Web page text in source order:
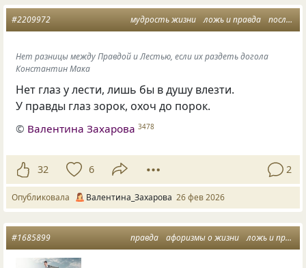
мудрость жизни ложь и правда пословицы и поговорки
#2209972
Нет разницы между Правдой и Лестью, если их раздеть догола
Константин Мака
Нет глаз у лести, лишь бы в душу влезти.
У правды глаз зорок, охоч до порок.
© Валентина Захарова 3478
32 6 2
Опубликовала Валентина_Захарова 26 фев 2026
правда афоризмы о жизни ложь и правда
#1685899